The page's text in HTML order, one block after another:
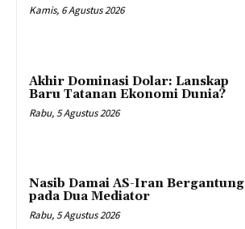
Kamis, 6 Agustus 2026
Akhir Dominasi Dolar: Lanskap
Baru Tatanan Ekonomi Dunia?
Rabu, 5 Agustus 2026
Nasib Damai AS-Iran Bergantung
pada Dua Mediator
Rabu, 5 Agustus 2026